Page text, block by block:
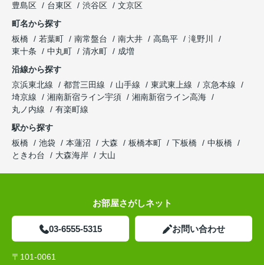
豊島区
台東区 渋谷区
文京区
町名から探す
板橋
若葉町 南常盤台 南大井 高島平
滝野川
東十条
中丸町 清水町
成増
沿線から探す
京浜東北線
都営三田線 山手線 東武東上線
京急本線
埼京線
湘南新宿ライン宇須
湘南新宿ライン高海
丸ノ内線
有楽町線
駅から探す
板橋
池袋 本蓮沼 大森 板橋本町 下板橋
中板橋
ときわ台
大森海岸 大山
お部屋さがしネット
03-6555-5315 お問い合わせ
〒101-0061